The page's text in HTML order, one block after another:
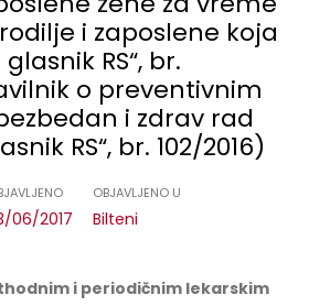
i zaposlene koja
RS“, br.
o preventivnim
i zdrav rad
RS“, br. 102/2016)
06/2017
OBJAVLJENO U
Bilteni
i periodičnim lekarskim